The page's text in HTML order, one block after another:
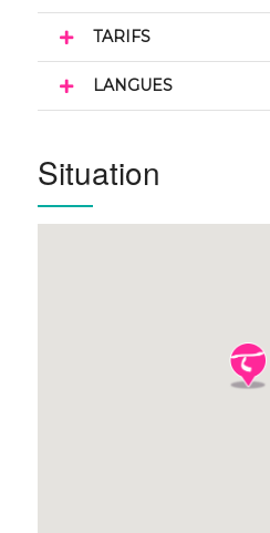
TARIFS
LANGUES
Situation